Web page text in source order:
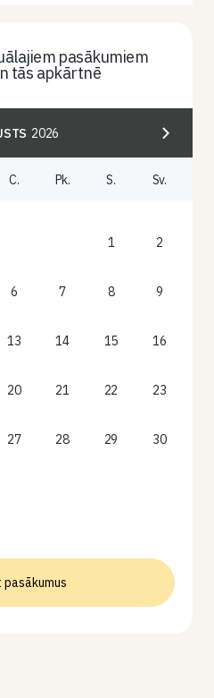
pasākumiem
tās apkārtnē
2026
C. Pk. S. Sv.
1 2
6 7 8 9
13 14 15 16
20 21 22 23
27 28 29 30